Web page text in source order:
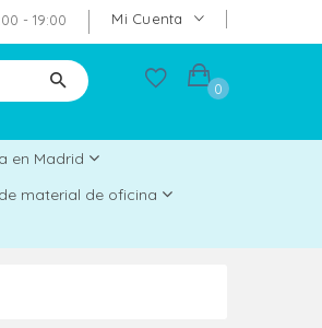
Mi Cuenta
- 19:00
0
en Madrid
material de oficina